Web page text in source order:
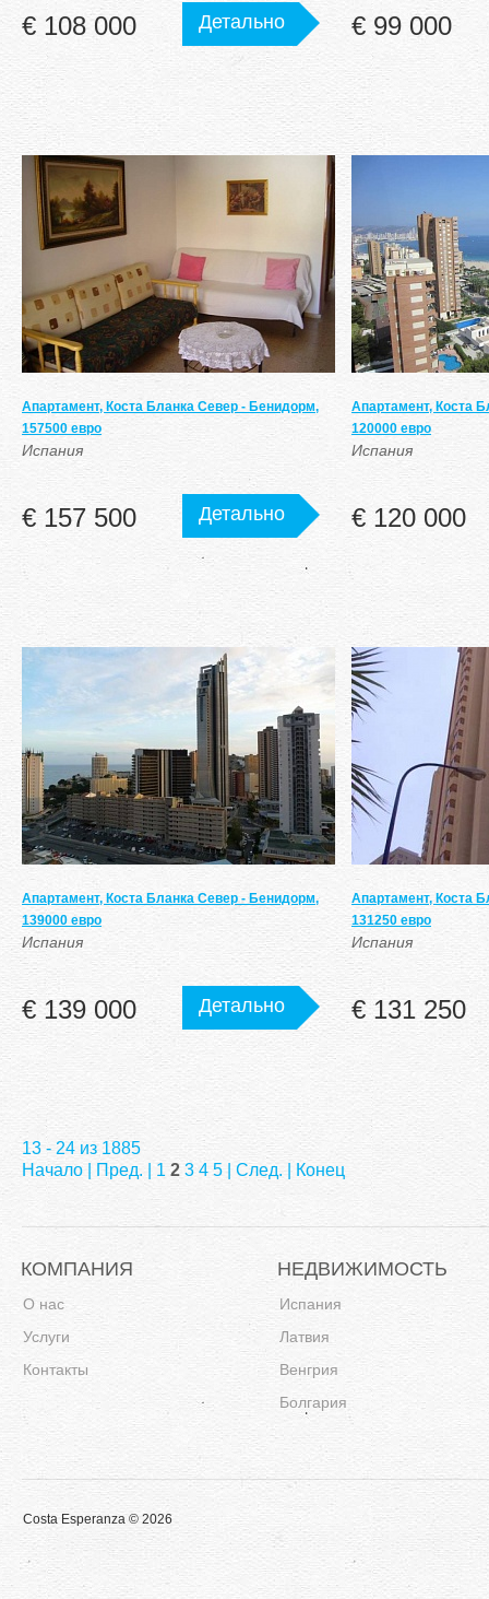
€ 108 000 Детально € 99 000
Апартамент, Коста Бланка Север - Бенидорм,
157500 евро
Испания
€ 157 500 Детально
Апартамент, Коста
120000 евро
Испания
€ 120 000
Апартамент, Коста Бланка Север - Бенидорм,
139000 евро
Испания
€ 139 000 Детально
Апартамент, Коста
131250 евро
Испания
€ 131 250
13 - 24 из 1885
Начало
Пред. 1 2 3 4 5 След. Конец
КОМПАНИЯ
О нас
Услуги
Контакты
НЕДВИЖИМОСТЬ
Испания
Латвия
Венгрия
Болгария
Costa Esperanza © 2026